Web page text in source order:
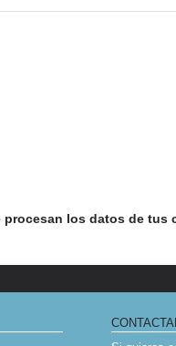
procesan los datos de tus